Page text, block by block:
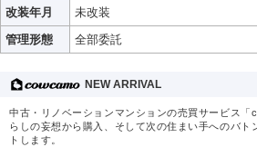
改装年月
未改装
管理形態
全部委託
NEW ARRIVAL
中古・リノベーションマンションの売買サービス「
らしの妄想から購入、そして次の住まい手へのバト
トします。